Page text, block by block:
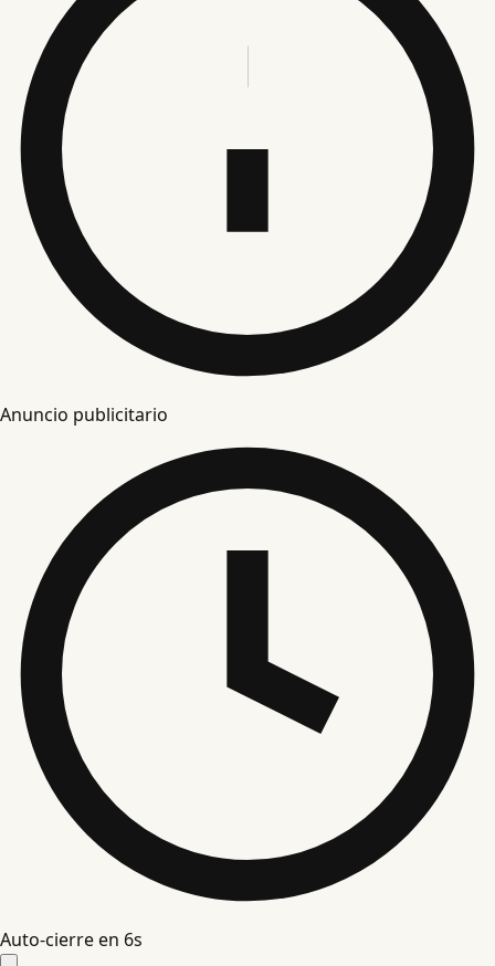
Anuncio publicitario
Auto-cierre en 5s